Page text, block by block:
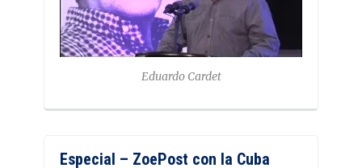
Eduardo Cardet
Especial – ZoePost con la Cuba